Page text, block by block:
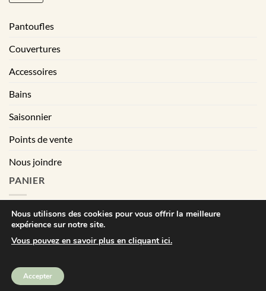
Pantoufles
Couvertures
Accessoires
Bains
Saisonnier
Points de vente
Nous joindre
PANIER
Conditions générales de vente
Bébé Ô Chaud © Tout droits réservés | All right reserved. 2025
Nous utilisons des cookies pour vous offrir la meilleure
expérience sur notre site.
Vous pouvez en savoir plus en cliquant ici.
Accepter